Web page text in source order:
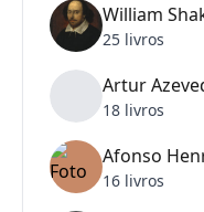
William
25 livros
Artur
18 livros
Afonso
16 livros